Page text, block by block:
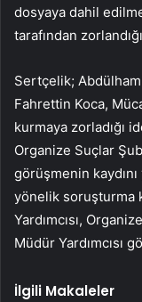
dosyaya dahil
tarafından
Sertçelik;
Fahrettin Koca,
kurmaya zorladığı
Organize Suçlar
görüşmenin
yönelik soruşturma
Yardımcısı,
Müdür Yardımcısı
İlgili Makaleler